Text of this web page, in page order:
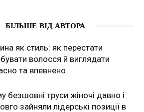
БІЛЬШЕ ВІД АВТОРА
як стиль: як перестати
волосся й виглядати
та впевнено
безшовні труси жіночі давно і
зайняли лідерські позиції в